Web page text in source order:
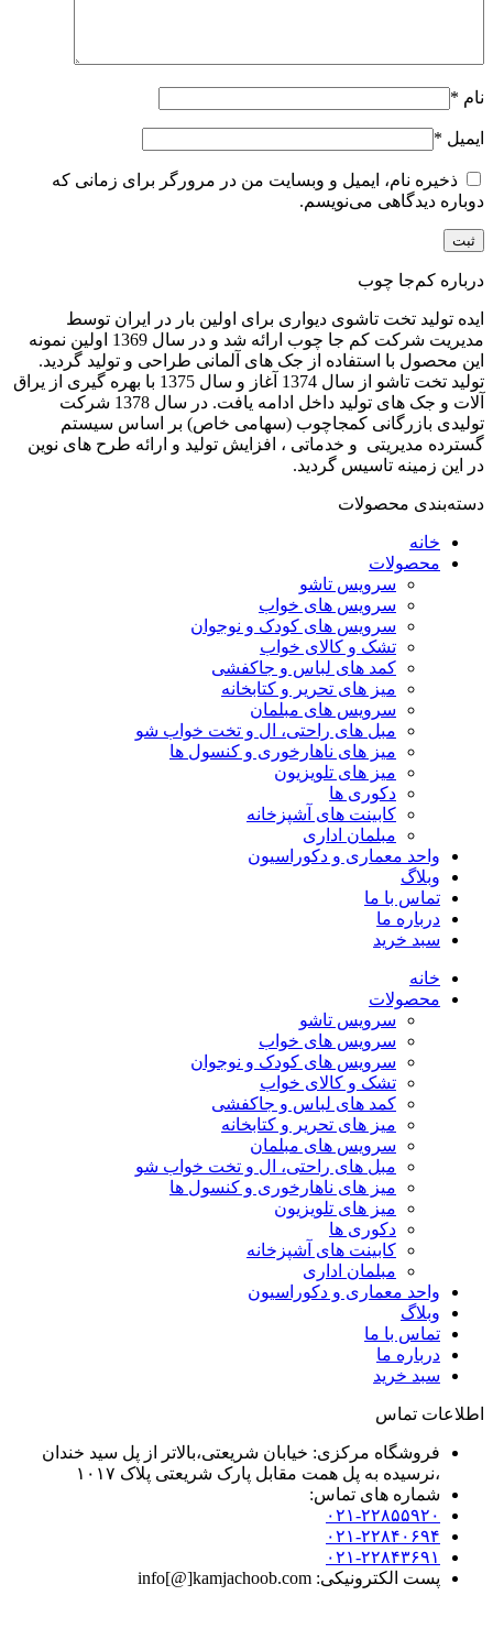
نام *
ایمیل *
ذخیره نام، ایمیل و وبسایت من در مرورگر برای زمانی که
دوباره دیدگاهی می‌نویسم.
درباره کم‌جا چوب
ایده تولید تخت تاشوی دیواری برای اولین بار در ایران توسط
مدیریت شرکت کم جا چوب ارائه شد و در سال 1369 اولین نمونه
این محصول با استفاده از جک های آلمانی طراحی و تولید گردید.
تولید تخت تاشو از سال 1374 آغاز و سال 1375 با بهره گیری از یراق
آلات و جک های تولید داخل ادامه یافت. در سال 1378 شرکت
تولیدی بازرگانی کمجاچوب (سهامی خاص) بر اساس سیستم
گسترده مدیریتی و خدماتی ، افزایش تولید و ارائه طرح های نوین
در این زمینه تاسیس گردید.
دسته‌بندی محصولات
خانه
محصولات
سرویس تاشو
سرویس های خواب
سرویس های کودک و نوجوان
تشک و کالای خواب
کمد های لباس و جاکفشی
میز های تحریر و کتابخانه
سرویس های مبلمان
مبل های راحتی، ال و تخت خواب شو
میز های ناهارخوری و کنسول ها
میز های تلویزیون
دکوری ها
کابینت های آشپزخانه
مبلمان اداری
واحد معماری و دکوراسیون
وبلاگ
تماس با ما
درباره ما
سبد خرید
خانه
محصولات
سرویس تاشو
سرویس های خواب
سرویس های کودک و نوجوان
تشک و کالای خواب
کمد های لباس و جاکفشی
میز های تحریر و کتابخانه
سرویس های مبلمان
مبل های راحتی، ال و تخت خواب شو
میز های ناهارخوری و کنسول ها
میز های تلویزیون
دکوری ها
کابینت های آشپزخانه
مبلمان اداری
واحد معماری و دکوراسیون
وبلاگ
تماس با ما
درباره ما
سبد خرید
اطلاعات تماس
فروشگاه مرکزی: خیابان شریعتی،بالاتر از پل سید خندان
،نرسیده به پل همت مقابل پارک شریعتی پلاک ۱۰۱۷
شماره های تماس:
۰۲۱-۲۲۸۵۵۹۲۰
۰۲۱-۲۲۸۴۰۶۹۴
۰۲۱-۲۲۸۴۳۶۹۱
پست الکترونیکی: info[@]kamjachoob.com